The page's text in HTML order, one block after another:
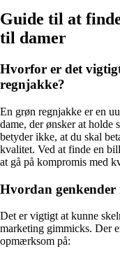
Guide til at
til damer
Hvorfor er det
regnjakke?
En grøn regnjakke er en
dame, der ønsker at
betyder ikke, at du skal
kvalitet. Ved at finde en
at gå på kompromis med
Hvordan
Det er vigtigt at kunne
marketing gimmicks. Der
opmærksom på: